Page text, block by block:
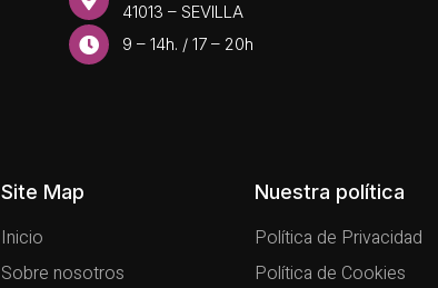
41013 – SEVILLA
9 – 14h. / 17 – 20h
Site Map
Inicio
Sobre nosotros
Nuestra política
Política de Privacidad
Política de Cookies